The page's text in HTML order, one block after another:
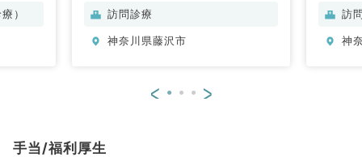
皮膚
）
訪問診療
神奈川県藤沢市
訪
神
< >
手当/福利厚生